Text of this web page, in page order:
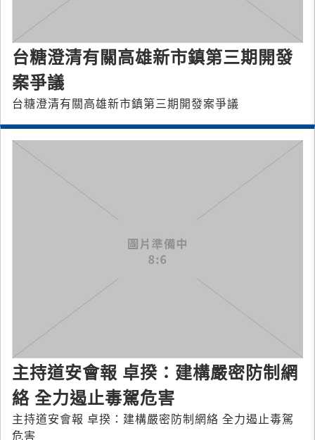
台糖澄清有關高雄新市鎮第三期開發
案爭議
台糖澄清有關高雄新市鎮第三期開發案爭議
主持道安會報 卓揆：建構嚴密防制網
絡 全力遏止毒駕危害
主持道安會報 卓揆：建構嚴密防制網絡 全力遏止毒駕
危害